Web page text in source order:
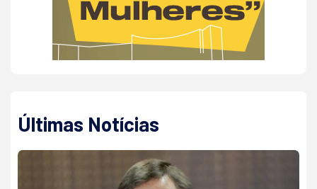
Últimas Notícias